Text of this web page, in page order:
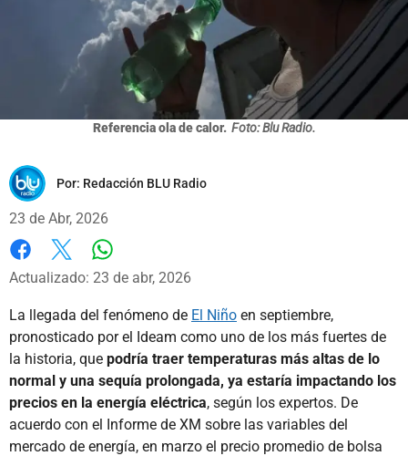
Referencia ola de calor. Foto: Blu Radio.
Por: Redacción BLU Radio
23 de Abr, 2026
Facebook
X
Actualizado: 23 de abr, 2026
La llegada del fenómeno de El Niño en septiembre,
pronosticado por el Ideam como uno de los más fuertes de
la historia, que podría traer temperaturas más altas de lo
normal y una sequía prolongada, ya estaría impactando los
precios en la energía eléctrica, según los expertos. De
acuerdo con el Informe de XM sobre las variables del
mercado de energía, en marzo el precio promedio de bolsa